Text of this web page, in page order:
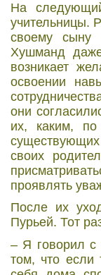
На
учительницы.
своему сыну
Хушманд
возникает
освоении
они
их, каким,
своих
проявлять
После их
Пурьей. Тот
– Я говорил с
том, что если